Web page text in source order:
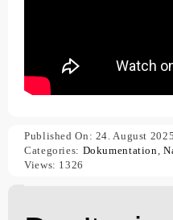
Published On: 24. August 2025
Categories: Dokumentation ,
Views: 1326